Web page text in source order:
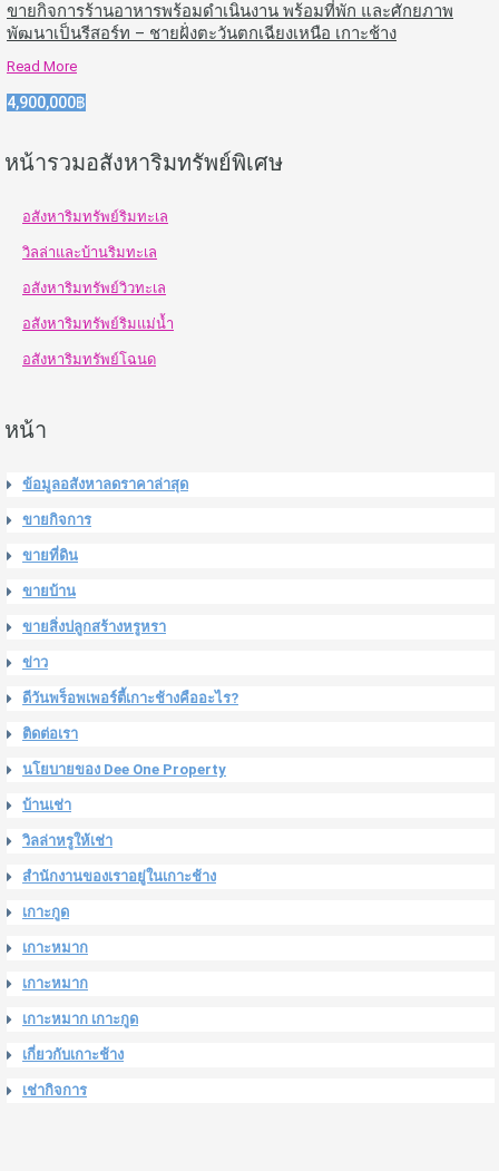
ขายกิจการร้านอาหารพร้อมดำเนินงาน พร้อมที่พัก และศักยภาพ
พัฒนาเป็นรีสอร์ท – ชายฝั่งตะวันตกเฉียงเหนือ เกาะช้าง
Read More
4,900,000฿
หน้ารวมอสังหาริมทรัพย์พิเศษ
อสังหาริมทรัพย์ริมทะเล
วิลล่าและบ้านริมทะเล
อสังหาริมทรัพย์วิวทะเล
อสังหาริมทรัพย์ริมแม่น้ำ
อสังหาริมทรัพย์โฉนด
หน้า
ข้อมูลอสังหาลดราคาล่าสุด
ขายกิจการ
ขายที่ดิน
ขายบ้าน
ขายสิ่งปลูกสร้างหรูหรา
ข่าว
ดีวันพร็อพเพอร์ตี้เกาะช้างคืออะไร?
ติดต่อเรา
นโยบายของ Dee One Property
บ้านเช่า
วิลล่าหรูให้เช่า
สำนักงานของเราอยู่ในเกาะช้าง
เกาะกูด
เกาะหมาก
เกาะหมาก
เกาะหมาก เกาะกูด
เกี่ยวกับเกาะช้าง
เช่ากิจการ